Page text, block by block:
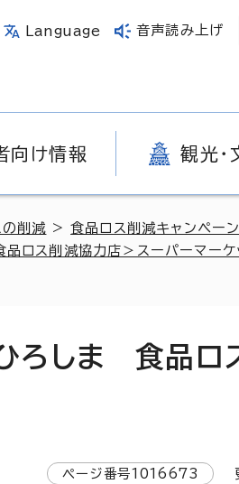
Language 音声読み上げ
向け情報 観光・
の削減 >食品ロス削減キャンペーン
ロス削減協力店＞スーパーマーケ
ひろしま 食品ロ
ページ番号1016673